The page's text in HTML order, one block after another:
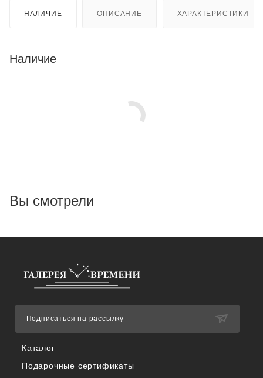
НАЛИЧИЕ ОПИСАНИЕ ХАРАКТЕРИСТИКИ
Наличие
Вы смотрели
Каталог
Подарочные сертификаты
Подписаться на рассылку